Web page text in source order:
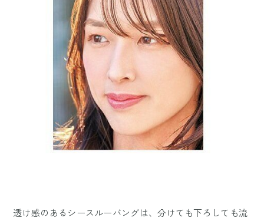
透け感のあるシースルーバングは、分けても下ろしても流